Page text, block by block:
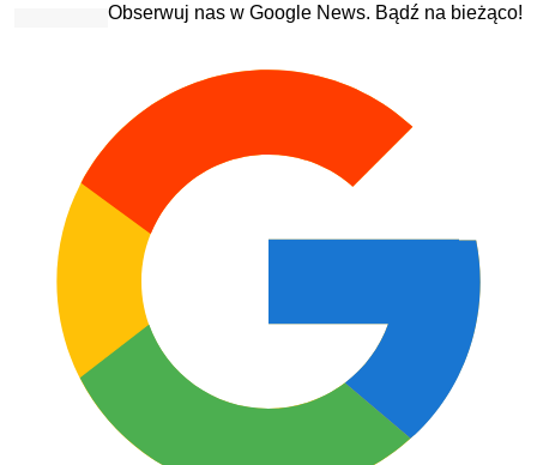
Obserwuj nas w Google News. Bądź na bieżąco!